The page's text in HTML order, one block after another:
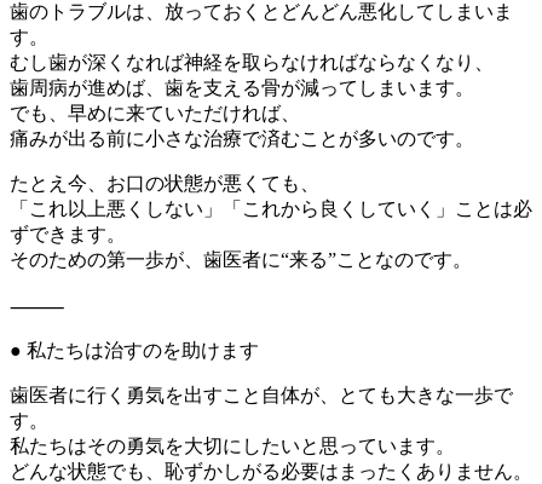
歯のトラブルは、放っておくとどんどん悪化してしまいま
す。
むし歯が深くなれば神経を取らなければならなくなり、
歯周病が進めば、歯を支える骨が減ってしまいます。
でも、早めに来ていただければ、
痛みが出る前に小さな治療で済むことが多いのです。
たとえ今、お口の状態が悪くても、
「これ以上悪くしない」「これから良くしていく」ことは必
ずできます。
そのための第一歩が、歯医者に“来る”ことなのです。
⸻
● 私たちは治すのを助けます
歯医者に行く勇気を出すこと自体が、とても大きな一歩で
す。
私たちはその勇気を大切にしたいと思っています。
どんな状態でも、恥ずかしがる必要はまったくありません。